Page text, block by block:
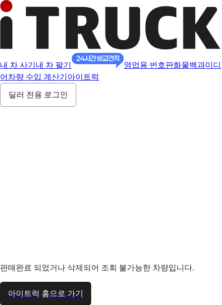
내 차 사기 내 차 팔기 영업용 번호판화물백과미디
어 차량 수입 계산기 아이트럭
딜러 전용 로그인
판매완료 되었거나 삭제되어 조회 불가능한 차량입니다.
아이트럭 홈으로 가기